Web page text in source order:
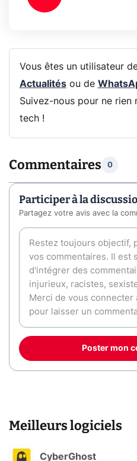
Vous êtes un utilisateur
Actualitésou de
Suivez-nous pour ne rien
tech !
Commentaires 0
Participer à la
Partagez votre avis avec la
Poster mon
Meilleurs logiciels
CyberGhost